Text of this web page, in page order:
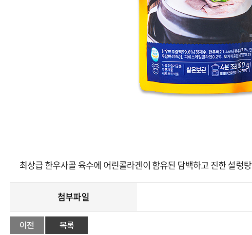
최상급 한우사골 육수에 어린콜라겐이 함유된 담백하고 진한 설렁탕
첨부파일